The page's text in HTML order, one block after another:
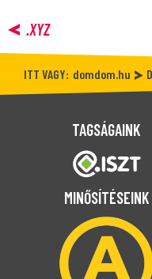
.XYZ
ITT VAGY: domdom.hu
TAGSÁGAINK
MINŐSÍTÉSEINK